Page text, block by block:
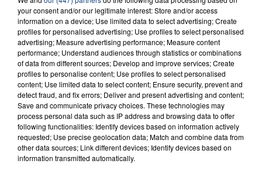
FIL D'ACTU
your consent and/or our legitimate interest: Store and/or access
information on a device; Use limited data to select advertising; Create
profiles for personalised advertising; Use profiles to select personalised
advertising; Measure advertising performance; Measure content
performance; Understand audiences through statistics or combinations
of data from different sources; Develop and improve services; Create
profiles to personalise content; Use profiles to select personalised
content; Use limited data to select content; Ensure security, prevent and
detect fraud, and fix errors; Deliver and present advertising and content;
Save and communicate privacy choices. These technologies may
process personal data such as IP address and browsing data to offer
following functionalities: Identify devices based on information actively
requested; Use precise geolocation data; Match and combine data from
other data sources; Link different devices; Identify devices based on
information transmitted automatically.